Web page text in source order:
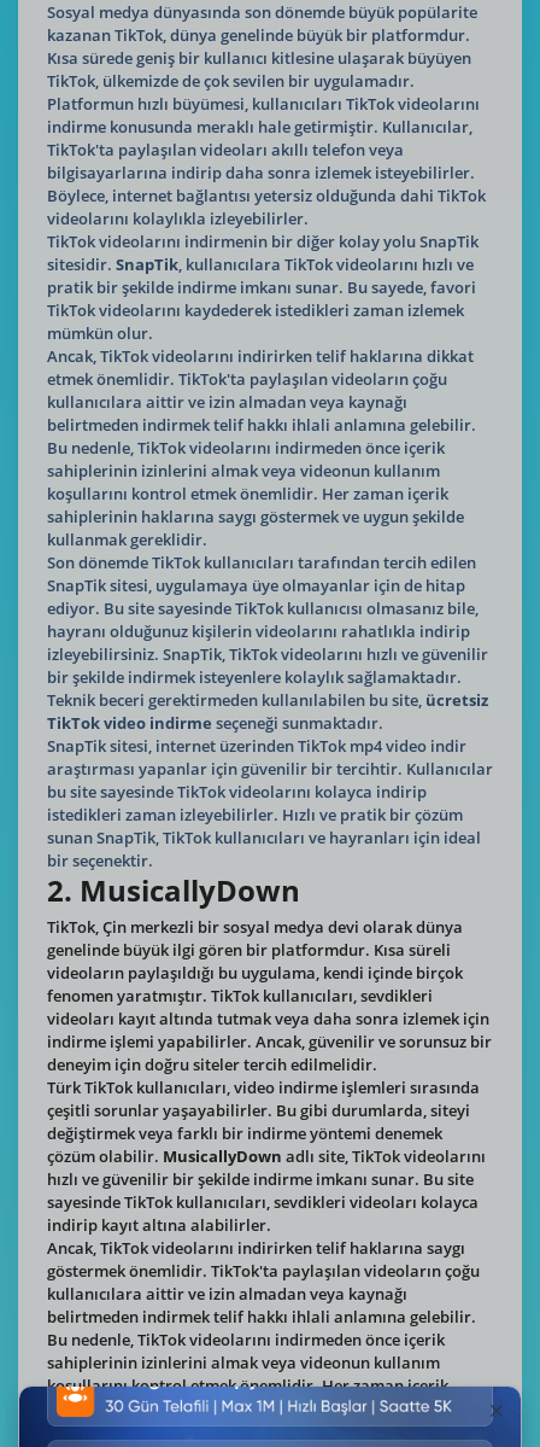
Sosyal medya dünyasında son dönemde büyük popülarite
kazanan TikTok, dünya genelinde büyük bir platformdur.
Kısa sürede geniş bir kullanıcı kitlesine ulaşarak büyüyen
TikTok, ülkemizde de çok sevilen bir uygulamadır.
Platformun hızlı büyümesi, kullanıcıları TikTok videolarını
indirme konusunda meraklı hale getirmiştir. Kullanıcılar,
TikTok'ta paylaşılan videoları akıllı telefon veya
bilgisayarlarına indirip daha sonra izlemek isteyebilirler.
Böylece, internet bağlantısı yetersiz olduğunda dahi TikTok
videolarını kolaylıkla izleyebilirler.
TikTok videolarını indirmenin bir diğer kolay yolu SnapTik
sitesidir. SnapTik, kullanıcılara TikTok videolarını hızlı ve
pratik bir şekilde indirme imkanı sunar. Bu sayede, favori
TikTok videolarını kaydederek istedikleri zaman izlemek
mümkün olur.
Ancak, TikTok videolarını indirirken telif haklarına dikkat
etmek önemlidir. TikTok'ta paylaşılan videoların çoğu
kullanıcılara aittir ve izin almadan veya kaynağı
belirtmeden indirmek telif hakkı ihlali anlamına gelebilir.
Bu nedenle, TikTok videolarını indirmeden önce içerik
sahiplerinin izinlerini almak veya videonun kullanım
koşullarını kontrol etmek önemlidir. Her zaman içerik
sahiplerinin haklarına saygı göstermek ve uygun şekilde
kullanmak gereklidir.
Son dönemde TikTok kullanıcıları tarafından tercih edilen
SnapTik sitesi, uygulamaya üye olmayanlar için de hitap
ediyor. Bu site sayesinde TikTok kullanıcısı olmasanız bile,
hayranı olduğunuz kişilerin videolarını rahatlıkla indirip
izleyebilirsiniz. SnapTik, TikTok videolarını hızlı ve güvenilir
bir şekilde indirmek isteyenlere kolaylık sağlamaktadır.
Teknik beceri gerektirmeden kullanılabilen bu site, ücretsiz
TikTok video indirme seçeneği sunmaktadır.
SnapTik sitesi, internet üzerinden TikTok mp4 video indir
araştırması yapanlar için güvenilir bir tercihtir. Kullanıcılar
bu site sayesinde TikTok videolarını kolayca indirip
istedikleri zaman izleyebilirler. Hızlı ve pratik bir çözüm
sunan SnapTik, TikTok kullanıcıları ve hayranları için ideal
bir seçenektir.
2. MusicallyDown
TikTok, Çin merkezli bir sosyal medya devi olarak dünya
genelinde büyük ilgi gören bir platformdur. Kısa süreli
videoların paylaşıldığı bu uygulama, kendi içinde birçok
fenomen yaratmıştır. TikTok kullanıcıları, sevdikleri
videoları kayıt altında tutmak veya daha sonra izlemek için
indirme işlemi yapabilirler. Ancak, güvenilir ve sorunsuz bir
deneyim için doğru siteler tercih edilmelidir.
Türk TikTok kullanıcıları, video indirme işlemleri sırasında
çeşitli sorunlar yaşayabilirler. Bu gibi durumlarda, siteyi
değiştirmek veya farklı bir indirme yöntemi denemek
çözüm olabilir. MusicallyDown adlı site, TikTok videolarını
hızlı ve güvenilir bir şekilde indirme imkanı sunar. Bu site
sayesinde TikTok kullanıcıları, sevdikleri videoları kolayca
indirip kayıt altına alabilirler.
Ancak, TikTok videolarını indirirken telif haklarına saygı
göstermek önemlidir. TikTok'ta paylaşılan videoların çoğu
kullanıcılara aittir ve izin almadan veya kaynağı
belirtmeden indirmek telif hakkı ihlali anlamına gelebilir.
Bu nedenle, TikTok videolarını indirmeden önce içerik
sahiplerinin izinlerini almak veya videonun kullanım
koşullarını kontrol etmek önemlidir. Her zaman içerik
sahiplerinin haklarına saygı göstermek ve uygun şekilde
kullanmak gereklidir.